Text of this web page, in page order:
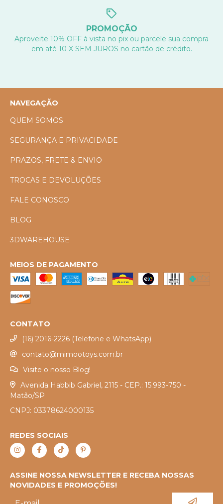
PROMOÇÃO
Aproveite 10% OFF à vista no pix ou parcele sua compra
em até 10 X SEM JUROS no cartão de crédito.
NAVEGAÇÃO
QUEM SOMOS
SEGURANÇA E PRIVACIDADE
PRAZOS, FRETE & ENVIO
TROCAS E DEVOLUÇÕES
FALE CONOSCO
BLOG
3DWAREHOUSE
MEIOS DE PAGAMENTO
CONTATO
(16) 2016-2226 (Telefone e WhatsApp)
contato@mimootoys.com.br
Visite o nosso Blog!
Avenida Habbib Gabriel, 2115 - CEP.: 15.993-750 -
Matão/SP
CNPJ: 03378624000135
REDES SOCIAIS
ASSINE NOSSA NEWSLETTER E RECEBA NOSSAS
NOVIDADES E PROMOÇÕES!